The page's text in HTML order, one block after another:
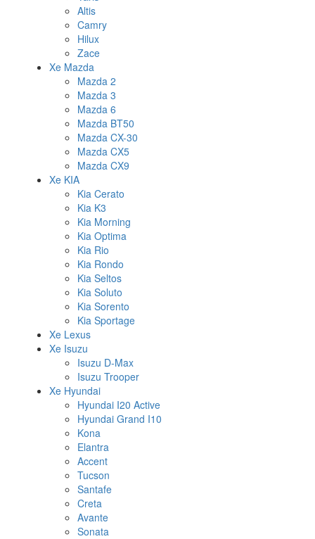
Altis
Camry
Hilux
Zace
Xe Mazda
Mazda 2
Mazda 3
Mazda 6
Mazda BT50
Mazda CX-30
Mazda CX5
Mazda CX9
Xe KIA
Kia Cerato
Kia K3
Kia Morning
Kia Optima
Kia Rio
Kia Rondo
Kia Seltos
Kia Soluto
Kia Sorento
Kia Sportage
Xe Lexus
Xe Isuzu
Isuzu D-Max
Isuzu Trooper
Xe Hyundai
Hyundai I20 Active
Hyundai Grand I10
Kona
Elantra
Accent
Tucson
Santafe
Creta
Avante
Sonata